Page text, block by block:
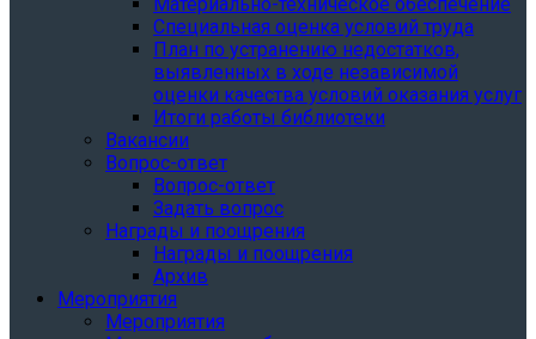
Специальная оценка условий труда
План по устранению недостатков,
выявленных в ходе независимой
оценки качества условий оказания услуг
Итоги работы библиотеки
Вакансии
Вопрос-ответ
Вопрос-ответ
Задать вопрос
Награды и поощрения
Награды и поощрения
Архив
Мероприятия
Мероприятия